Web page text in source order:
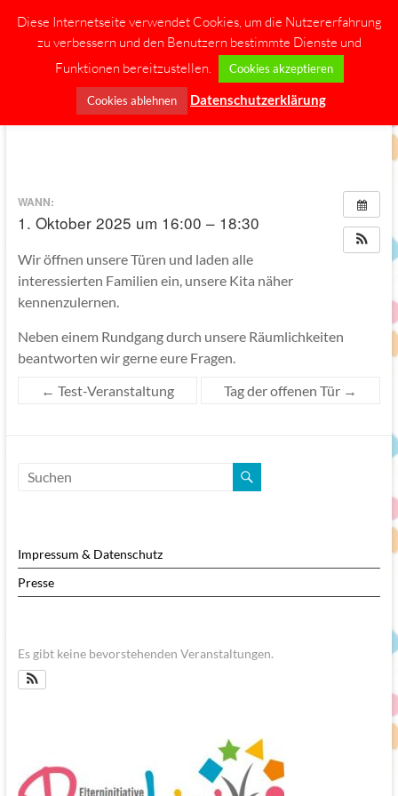
Zum
Inhalt
springen
Elterninitiative
Greven
Menü
WANN:
1. Oktober 2025 um 16:00 – 18:30
Wir öffnen unsere Türen und laden alle
interessierten Familien ein, unsere Kita näher
kennenzulernen.
Neben einem Rundgang durch unsere Räumlichkeiten
beantworten wir gerne eure Fragen.
← Test-Veranstaltung Tag der offenen Tür →
Impressum & Datenschutz
Presse
Es gibt keine bevorstehenden Veranstaltungen.
Diese Internetseite verwendet Cookies, um die Nutzererfahrung
zu verbessern und den Benutzern bestimmte Dienste und
Funktionen bereitzustellen.
Cookies akzeptieren
Cookies ablehnen Datenschutzerklärung